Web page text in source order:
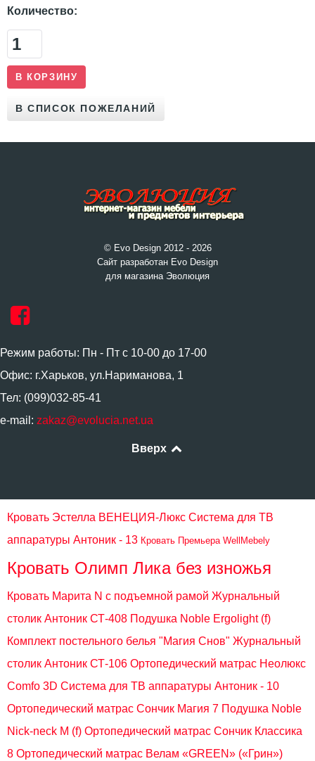
Количество:
© Evo Design 2012 - 2026
Сайт разработан Evo Design
для магазина Эволюция
Режим работы: Пн - Пт с 10-00 до 17-00
Офис: г.Харьков, ул.Нариманова, 1
Тел: (099)032-85-41
e-mail: zakaz@evolucia.net.ua
Вверх
Кровать Эстелла ВЕНЕЦИЯ-Люкс Система для ТВ
аппаратуры Антоник - 13 Кровать Премьера WellMebely
Кровать Олимп Лика без изножья
Кровать Марита N с подъемной рамой Журнальный
столик Антоник СТ-408 Подушка Noble Ergolight (f)
Комплект постельного белья "Магия Снов" Журнальный
столик Антоник СТ-106 Ортопедический матрас Неолюкс
Comfo 3D Система для ТВ аппаратуры Антоник - 10
Ортопедический матрас Сончик Магия 7 Подушка Noble
Nick-neck M (f) Ортопедический матрас Сончик Классика
8 Ортопедический матрас Велам «GREEN» («Грин»)